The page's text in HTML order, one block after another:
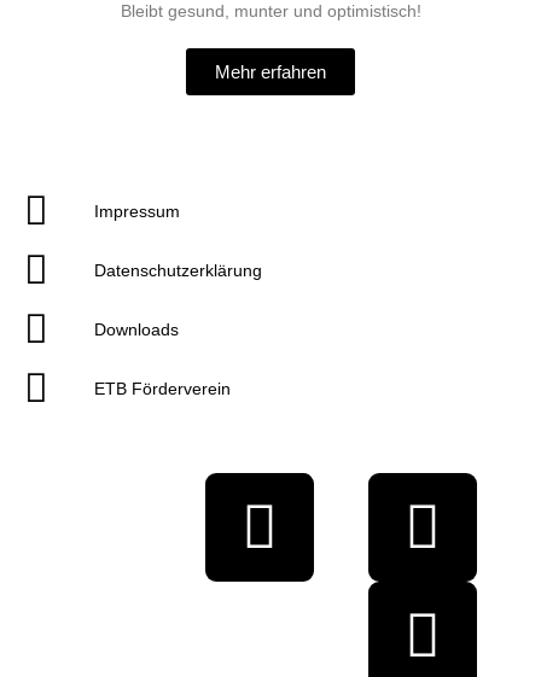
Bleibt gesund, munter und optimistisch!
Mehr erfahren
Impressum
Datenschutzerklärung
Downloads
ETB Förderverein